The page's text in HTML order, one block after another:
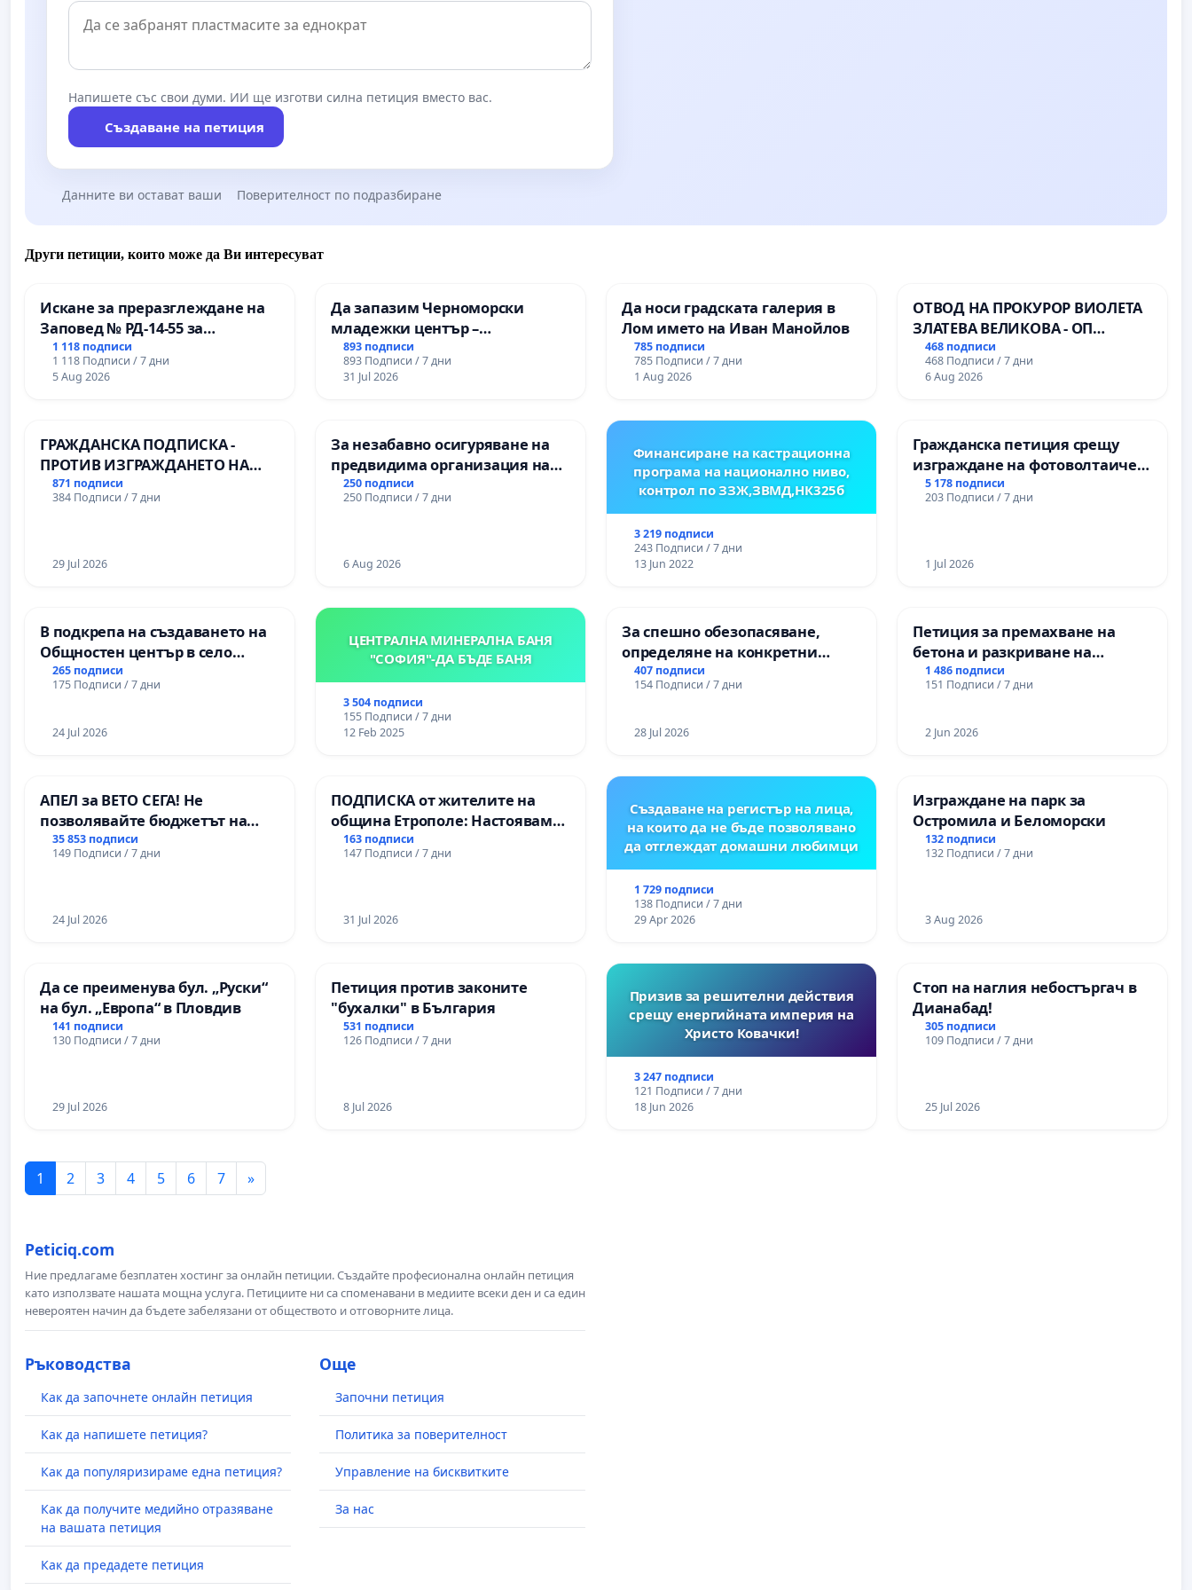
Напишете със свои думи. ИИ ще изготви силна петиция вместо вас.
Създаване на петиция
Данните ви остават ваши Поверителност по подразбиране
Други петиции, които може да Ви интересуват
Искане за преразглеждане на
Заповед № РД-14-55 за
вливането на
Професионалната гимназия по
промишлени технологии в
Пазарджик
1 118 подписи
1 118 Подписи / 7 дни
5 Aug 2026
Да запазим Черноморски
младежки център –
пространство за младите на
Варна
893 подписи
893 Подписи / 7 дни
31 Jul 2026
Да носи градската галерия в
Лом името на Иван Манойлов
785 подписи
785 Подписи / 7 дни
1 Aug 2026
ОТВОД НА ПРОКУРОР ВИОЛЕТА
ЗЛАТЕВА ВЕЛИКОВА - ОП
ДОБРИЧ
468 подписи
468 Подписи / 7 дни
6 Aug 2026
ГРАЖДАНСКА ПОДПИСКА -
ПРОТИВ ИЗГРАЖДАНЕТО НА
ВЪЖЕНА ЛИНИЯ (ЛИФТ) НА
ТЕРИТОРИЯТА НА ПРИРОДНА
(БУНАРДЖИК)
871 подписи
384 Подписи / 7 дни
29 Jul 2026
За незабавно осигуряване на
предвидима организация на
учебния процес и гарантиране
на правото на равнопоставено
Александър I“ и Хуманитарна
250 подписи
250 Подписи / 7 дни
6 Aug 2026
Финансиране на кастрационна
програма на национално ниво,
контрол по ЗЗЖ,ЗВМД,НК325б
3 219 подписи
243 Подписи / 7 дни
13 Jun 2022
Гражданска петиция срещу
изграждане на фотоволтаичен
парк в с.Прибой, общ. Радомир
5 178 подписи
203 Подписи / 7 дни
1 Jul 2026
В подкрепа на създаването на
Общностен център в село
Църква
265 подписи
175 Подписи / 7 дни
24 Jul 2026
ЦЕНТРАЛНА МИНЕРАЛНА БАНЯ
"СОФИЯ"-ДА БЪДЕ БАНЯ
3 504 подписи
155 Подписи / 7 дни
12 Feb 2025
За спешно обезопасяване,
определяне на конкретни
срокове и извършване на
цялостна рехабилитация на
пътен възел АМ „Тракия“ - гр.
Момин проход
407 подписи
154 Подписи / 7 дни
28 Jul 2026
Петиция за премахване на
бетона и разкриване на
античното сърце на
Могиланската могила във
1 486 подписи
151 Подписи / 7 дни
2 Jun 2026
АПЕЛ за ВЕТО СЕГА! Не
позволявайте бюджетът на
Радев да открадне парите и
правата ни в тъмното
35 853 подписи
149 Подписи / 7 дни
24 Jul 2026
ПОДПИСКА от жителите на
община Етрополе: Настояваме
за ясни гаранции от “Елаците-
МЕД” АД и от държавата, че ще
163 подписи
147 Подписи / 7 дни
31 Jul 2026
Създаване на регистър на лица,
на които да не бъде позволявано
да отглеждат домашни любимци
1 729 подписи
138 Подписи / 7 дни
29 Apr 2026
Изграждане на парк за
Остромила и Беломорски
132 подписи
132 Подписи / 7 дни
3 Aug 2026
Да се преименува бул. „Руски“
на бул. „Европа“ в Пловдив
141 подписи
130 Подписи / 7 дни
29 Jul 2026
Петиция против законите
"бухалки" в България
531 подписи
126 Подписи / 7 дни
8 Jul 2026
Призив за решителни действия
срещу енергийната империя на
Христо Ковачки!
3 247 подписи
121 Подписи / 7 дни
18 Jun 2026
Стоп на наглия небостъргач в
Дианабад!
305 подписи
109 Подписи / 7 дни
25 Jul 2026
1 2 3 4 5 6 7 »
Peticiq.com
Ние предлагаме безплатен хостинг за онлайн петиции. Създайте професионална онлайн петиция
като използвате нашата мощна услуга. Петициите ни са споменавани в медиите всеки ден и са един
невероятен начин да бъдете забелязани от обществото и отговорните лица.
Ръководства
Как да започнете онлайн петиция
Как да напишете петиция?
Как да популяризираме една петиция?
Как да получите медийно отразяване
на вашата петиция
Как да предадете петиция
Още
Започни петиция
Политика за поверителност
Управление на бисквитките
За нас